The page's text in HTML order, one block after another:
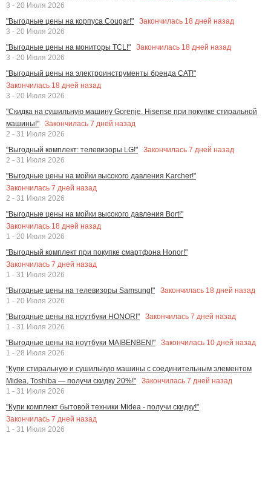
3 - 20 Июля 2026
"Выгодные цены на корпуса Cougar!"
Закончилась 18 дней назад
3 - 20 Июля 2026
"Выгодные цены на мониторы TCL!"
Закончилась 18 дней назад
3 - 20 Июля 2026
"Выгодный цены на электроинструменты бренда CAT!"
Закончилась 18 дней назад
3 - 20 Июля 2026
"Скидка на сушильную машину Gorenje, Hisense при покупке стиральной
машины!"
Закончилась 7 дней назад
2 - 31 Июля 2026
"Выгодный комплект: телевизоры LG!"
Закончилась 7 дней назад
2 - 31 Июля 2026
"Выгодные цены на мойки высокого давления Karcher!"
Закончилась 7 дней назад
2 - 31 Июля 2026
"Выгодные цены на мойки высокого давления Bort!"
Закончилась 18 дней назад
1 - 20 Июля 2026
"Выгодный комплект при покупке смартфона Honor!"
Закончилась 7 дней назад
1 - 31 Июля 2026
"Выгодные цены на телевизоры Samsung!"
Закончилась 18 дней назад
1 - 20 Июля 2026
"Выгодные цены на ноутбуки HONOR!"
Закончилась 7 дней назад
1 - 31 Июля 2026
"Выгодные цены на ноутбуки MAIBENBEN!"
Закончилась 10 дней назад
1 - 28 Июля 2026
"Купи стиральную и сушильную машины с соединительным элементом
Midea, Toshiba — получи скидку 20%!"
Закончилась 7 дней назад
1 - 31 Июля 2026
"Купи комплект бытовой техники Midea - получи скидку!"
Закончилась 7 дней назад
1 - 31 Июля 2026